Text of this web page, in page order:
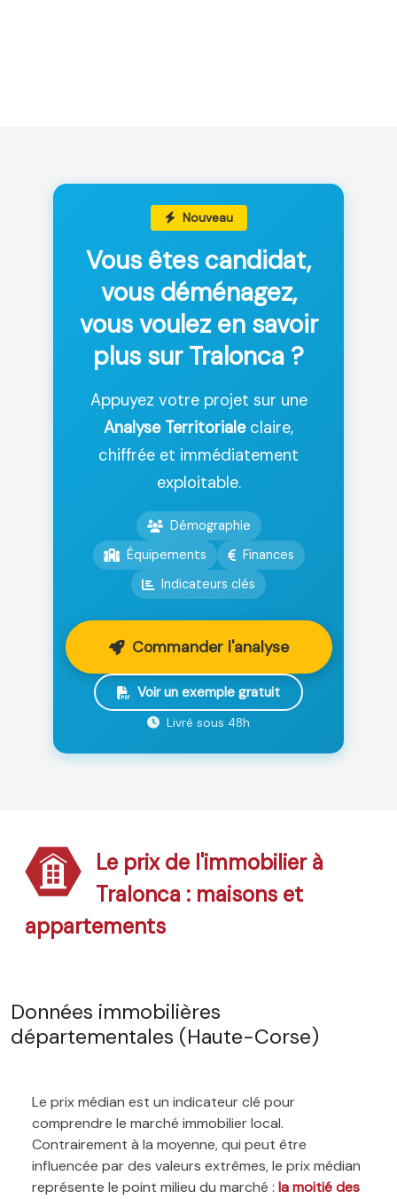
Nouveau
Vous êtes candidat,
vous déménagez,
vous voulez en savoir
plus sur Tralonca ?
Appuyez votre projet sur une
Analyse Territorialeclaire,
chiffrée et immédiatement
exploitable.
Démographie
Équipements
Finances
Indicateurs clés
Commander l'analyse
Voir un exemple gratuit
Livré sous 48h
Le prix de l'immobilier à
Tralonca : maisons et
appartements
Données immobilières
départementales (Haute-Corse)
Le prix médian est un indicateur clé pour
comprendre le marché immobilier local.
Contrairement à la moyenne, qui peut être
influencée par des valeurs extrêmes, le prix médian
représente le point milieu du marché : la moitié des